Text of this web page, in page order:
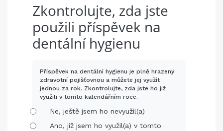
Zkontrolujte, zda jste
použili příspěvek na
dentální hygienu
Příspěvek na dentální hygienu je plně hrazený
zdravotní pojišťovnou a můžete jej využít
jednou za rok. Zkontrolujte, zda jste ho již
využili v tomto kalendářním roce.
Ne, ještě jsem ho nevyužil(a)
Ano, již jsem ho využil(a) v tomto